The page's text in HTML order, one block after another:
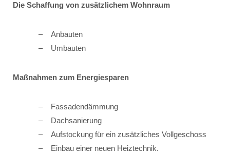
Die Schaffung von zusätzlichem Wohnraum
Anbauten
Umbauten
Maßnahmen zum Energiesparen
Fassadendämmung
Dachsanierung
Aufstockung für ein zusätzliches Vollgeschoss
Einbau einer neuen Heiztechnik.